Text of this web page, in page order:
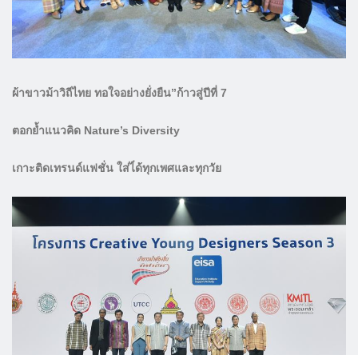
ผ้าขาวม้าวิถีไทย ทอใจอย่างยั่งยืน”ก้าวสู่ปีที่ 7
ตอกย้ำแนวคิด Nature’s Diversity
เกาะติดเทรนด์แฟชั่น ใส่ไ่ด้ทุกเพศและทุกวัย